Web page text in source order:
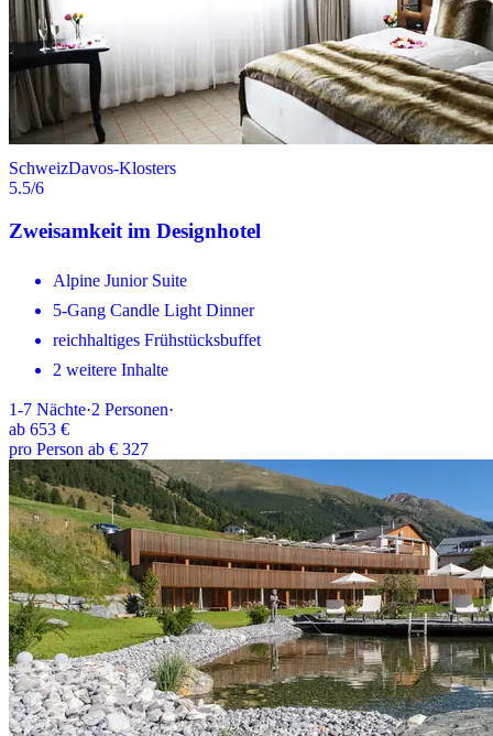
SchweizDavos-Klosters
5.5/6
Zweisamkeit im Designhotel
Alpine Junior Suite
5-Gang Candle Light Dinner
reichhaltiges Frühstücksbuffet
2 weitere Inhalte
1-7 Nächte·2 Personen·
ab 653 €
pro Person ab € 327